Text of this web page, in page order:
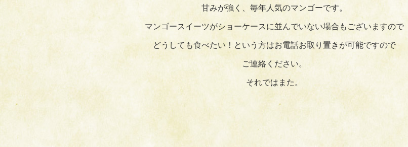
甘みが強く、毎年人気のマンゴーです。
マンゴースイーツがショーケースに並んでいない場合もございますので
どうしても食べたい！という方はお電話お取り置きが可能ですので
ご連絡ください。
それではまた。